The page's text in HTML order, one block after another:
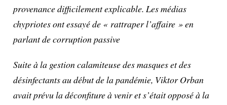
provenance difficilement explicable. Les médias
chypriotes ont essayé de « rattraper l’affaire » en
parlant de corruption passive
Suite à la gestion calamiteuse des masques et des
désinfectants au début de la pandémie, Viktor Orban
avait prévu la déconfiture à venir et s’était opposé à la